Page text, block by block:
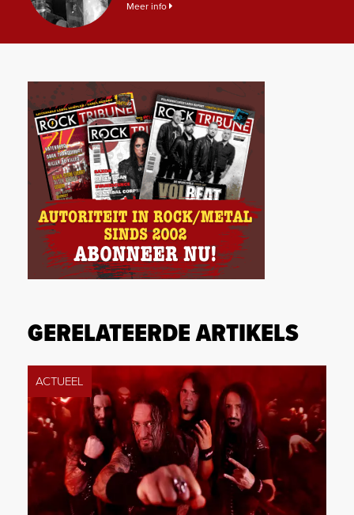
Meer info
GERELATEERDE ARTIKELS
ACTUEEL